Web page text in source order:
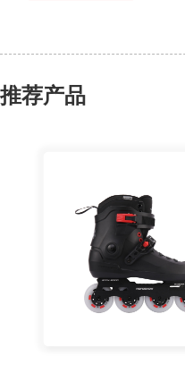
推荐产品